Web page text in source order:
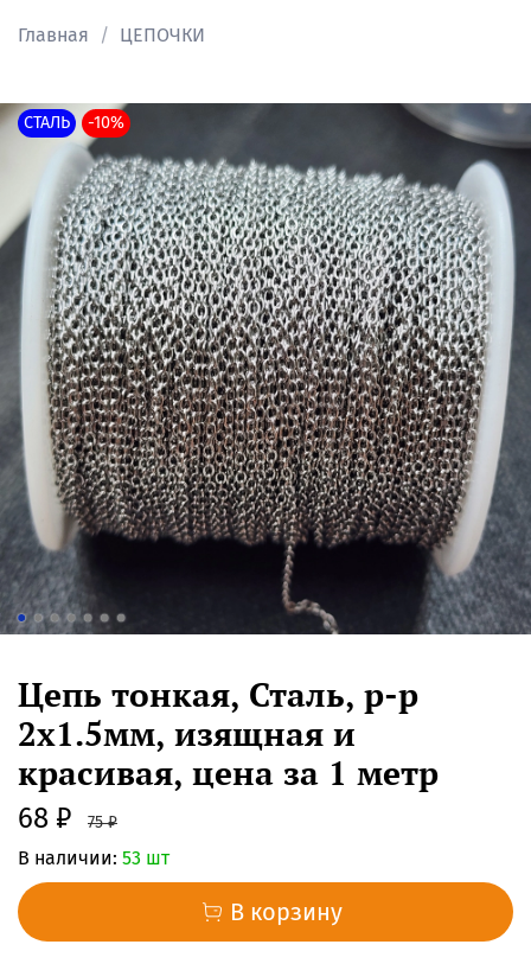
Главная ЦЕПОЧКИ
СТАЛЬ -10%
Цепь тонкая, Сталь, р-р
2x1.5мм, изящная и
красивая, цена за 1 метр
68 ₽ 75 ₽
В наличии: 53 шт
В корзину